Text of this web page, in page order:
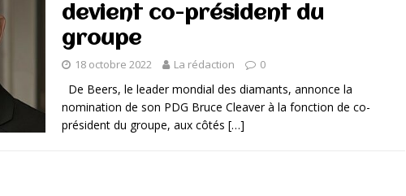
devient co-président du
groupe
18 octobre 2022 La rédaction 0
De Beers, le leader mondial des diamants, annonce la
nomination de son PDG Bruce Cleaver à la fonction de co-
président du groupe, aux côtés […]